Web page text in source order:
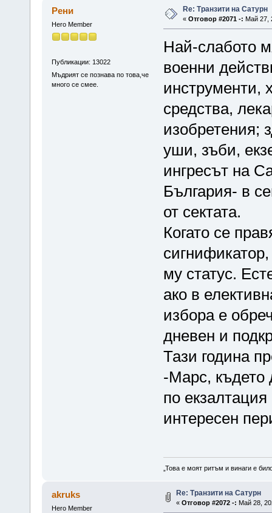
Рени
Hero Member
Публикации: 13022
Мъдрият се познава по това,че
много се смее.
Re: Транзити на Сатурн
« Отговор #2071 -: Май 27,
Най-слабото
военни
инструменти,
средства,
изобретения;
уши, зъби,
ингресът на
България- в
от сектата.
Когато се
му статус.
ако в
избора е
дневен и
Тази година
-Марс, където
по
интересен
„Това е моят ритъм и винаги е
akruks
Hero Member
Re: Транзити на Сатурн
« Отговор #2072 -: Май 28,